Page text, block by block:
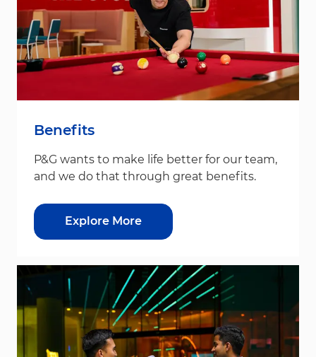
Benefits
P&G wants to make life better for our team,
and we do that through great benefits.
Explore More